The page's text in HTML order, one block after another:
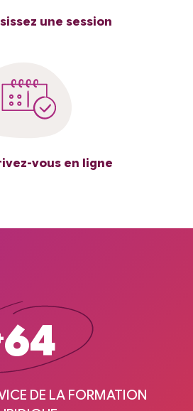
une session
vous en ligne
64
DE LA FORMATION